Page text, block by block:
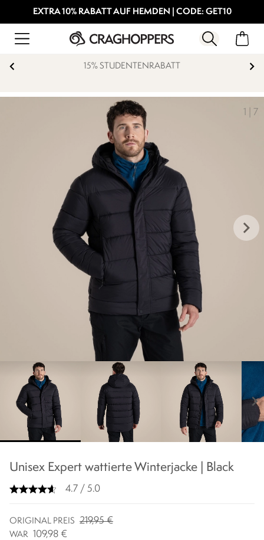
EXTRA 10% RABATT AUF HEMDEN | CODE: GET10
15% STUDENTENRABATT
1 7
keyboard_arrow_right
chevron_right
Unisex Expert wattierte Winterjacke | Black
4.7 / 5.0
ORIGINAL PREIS 219,95 €
WAR 109,98 €